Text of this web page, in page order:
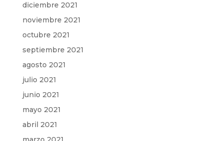
diciembre 2021
noviembre 2021
octubre 2021
septiembre 2021
agosto 2021
julio 2021
junio 2021
mayo 2021
abril 2021